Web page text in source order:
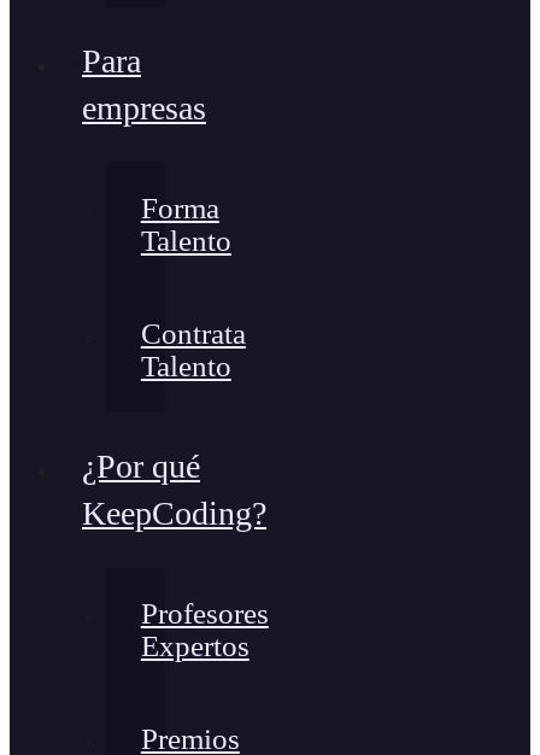
Para
empresas
Forma
Talento
Contrata
Talento
¿Por qué
KeepCoding?
Profesores
Expertos
Premios